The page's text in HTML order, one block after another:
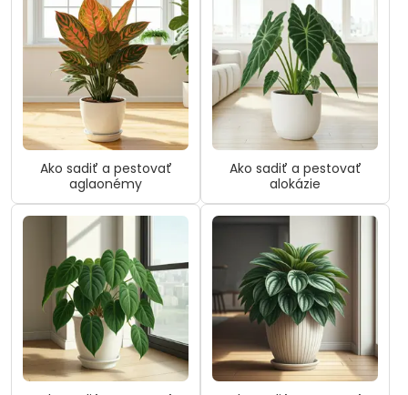
Ako sadiť a pestovať
aglaonémy
Ako sadiť a pestovať
alokázie